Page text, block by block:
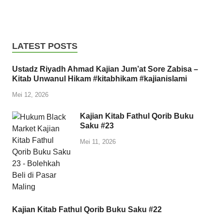
LATEST POSTS
Ustadz Riyadh Ahmad Kajian Jum’at Sore Zabisa –
Kitab Unwanul Hikam #kitabhikam #kajianislami
Mei 12, 2026
Kajian Kitab Fathul Qorib Buku
Saku #23
Mei 11, 2026
Kajian Kitab Fathul Qorib Buku Saku #22